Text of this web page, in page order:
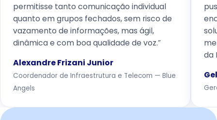
permitisse tanto comunicação individual
quanto em grupos fechados, sem risco de
vazamento de informações, mas ágil,
dinâmica e com boa qualidade de voz.”
Alexandre Frizani Junior
Coordenador de Infraestrutura e Telecom — Blue
Angels
da